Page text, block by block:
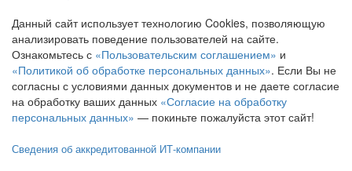
Данный сайт использует технологию Cookies, позволяющую
анализировать поведение пользователей на сайте.
Ознакомьтесь с «Пользовательским соглашением» и
«Политикой об обработке персональных данных». Если Вы не
согласны с условиями данных документов и не даете согласие
на обработку ваших данных «Согласие на обработку
персональных данных» — покиньте пожалуйста этот сайт!
Сведения об аккредитованной ИТ-компании